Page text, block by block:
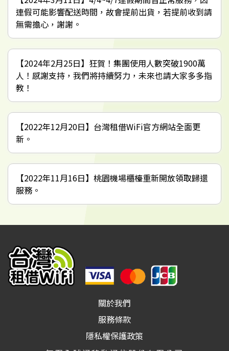
連假可能影響配送時間，故會提前出貨，若提前收到請
無需擔心，謝謝。
【2024年2月25日】狂賀！集團使用人數突破1900萬
人！感謝支持，我們將持續努力，未來也請大家多多指
教！
【2022年12月20日】台灣租借WiFi官方網站全面更
新。
【2022年11月16日】桃園機場櫃檯重新開放領取歸還
服務。
關於我們
服務條款
隱私權保護政策